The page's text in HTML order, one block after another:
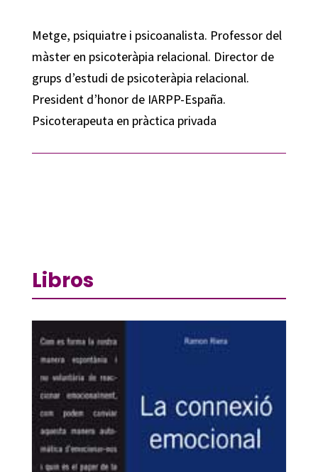
Metge, psiquiatre i psicoanalista. Professor del
màster en psicoteràpia relacional. Director de
grups d’estudi de psicoteràpia relacional.
President d’honor de IARPP-España.
Psicoterapeuta en pràctica privada
Libros